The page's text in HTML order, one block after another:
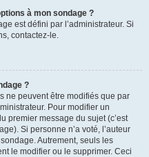
à mon sondage ?
est défini par l’administrateur. Si
contactez-le.
?
ne peuvent être modifiés que par
Pour modifier un
premier message du sujet (c’est
Si personne n’a voté, l’auteur
Autrement, seuls les
le modifier ou le supprimer. Ceci